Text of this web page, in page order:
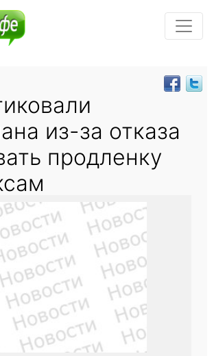
из-за отказа
продленку